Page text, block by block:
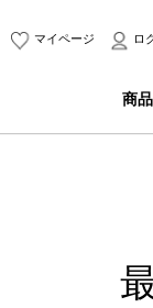
マイページ ロ
商